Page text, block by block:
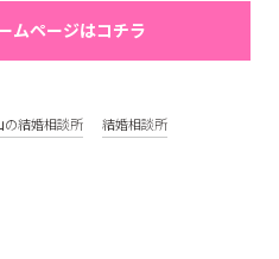
ムページはコチラ
の結婚相談所 結婚相談所